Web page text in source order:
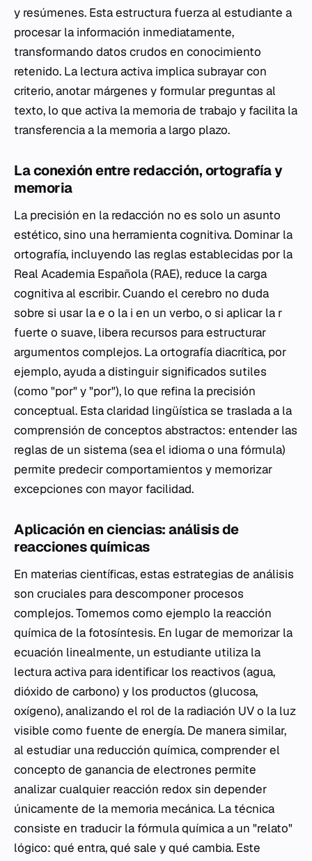
y resúmenes. Esta estructura fuerza al estudiante a
procesar la información inmediatamente,
transformando datos crudos en conocimiento
retenido. La lectura activa implica subrayar con
criterio, anotar márgenes y formular preguntas al
texto, lo que activa la memoria de trabajo y facilita la
transferencia a la memoria a largo plazo.
La conexión entre redacción, ortografía y
memoria
La precisión en la redacción no es solo un asunto
estético, sino una herramienta cognitiva. Dominar la
ortografía, incluyendo las reglas establecidas por la
Real Academia Española (RAE), reduce la carga
cognitiva al escribir. Cuando el cerebro no duda
sobre si usar lae o la i en un verbo, o si aplicar la r
fuerte o suave, libera recursos para estructurar
argumentos complejos. La ortografía diacrítica, por
ejemplo, ayuda a distinguir significados sutiles
(como "por" y "por"), lo que refina la precisión
conceptual. Esta claridad lingüística se traslada a la
comprensión de conceptos abstractos: entender las
reglas de un sistema (sea el idioma o una fórmula)
permite predecir comportamientos y memorizar
excepciones con mayor facilidad.
Aplicación en ciencias: análisis de
reacciones químicas
En materias científicas, estas estrategias de análisis
son cruciales para descomponer procesos
complejos. Tomemos como ejemplo la reacción
química de la fotosíntesis. En lugar de memorizar la
ecuación linealmente, un estudiante utiliza la
lectura activa para identificar los reactivos (agua,
dióxido de carbono) y los productos (glucosa,
oxígeno), analizando el rol de la radiación UV o la luz
visible como fuente de energía. De manera similar,
al estudiar una reducción química, comprender el
concepto de ganancia de electrones permite
analizar cualquier reacción redox sin depender
únicamente de la memoria mecánica. La técnica
consiste en traducir la fórmula química a un "relato"
lógico: qué entra, qué sale y qué cambia. Este